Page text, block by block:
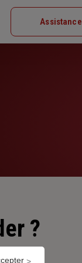
Assistance
?